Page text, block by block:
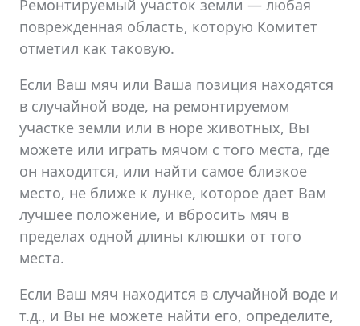
Ремонтируемый участок земли — любая
поврежденная область, которую Комитет
отметил как таковую.
Если Ваш мяч или Ваша позиция находятся
в случайной воде, на ремонтируемом
участке земли или в норе животных, Вы
можете или играть мячом с того места, где
он находится, или найти самое близкое
место, не ближе к лунке, которое дает Вам
лучшее положение, и вбросить мяч в
пределах одной длины клюшки от того
места.
Если Ваш мяч находится в случайной воде и
т.д., и Вы не можете найти его, определите,